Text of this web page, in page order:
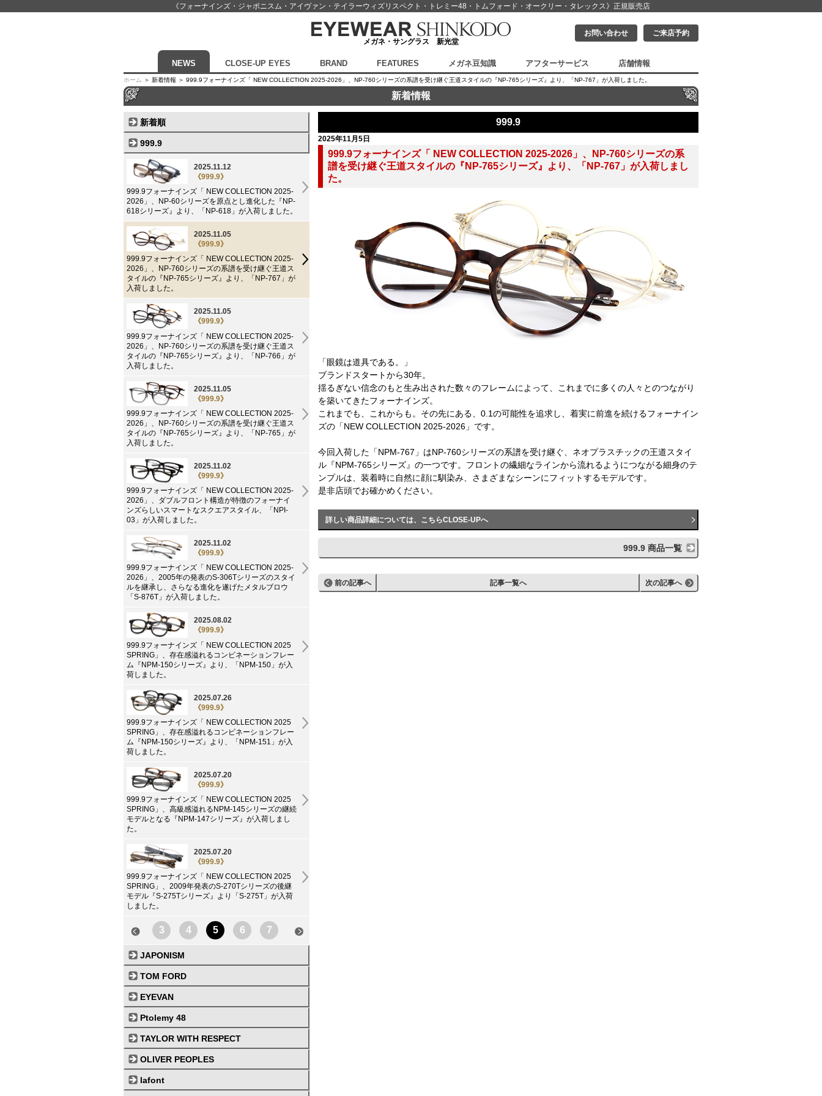
《フォーナインズ・ジャポニスム・アイヴァン・テイラーウィズリスペクト・ トレミー48・トムフォード・オークリー・タレックス》 正規販売店
メガネ・サングラス 新光堂
ご来店予約
お問い合わせ
NEWS CLOSE-UP EYES BRAND FEATURES メガネ豆知識 アフターサービス 店舗情報
ホーム ＞ 新着情報 ＞ 999.9フォーナインズ「 NEW COLLECTION 2025-2026」、NP-760シリーズの系譜を受け継ぐ王道スタイルの『NP-765シリーズ』より、「NP-767」が入荷しました。
新着情報
999.9
2025年11月5日
999.9フォーナインズ「 NEW COLLECTION 2025-2026」、NP-760シリーズの系
譜を受け継ぐ王道スタイルの『NP-765シリーズ』より、「NP-767」が入荷しまし
た。
「眼鏡は道具である。」
ブランドスタートから30年。
揺るぎない信念のもと生み出された数々のフレームによって、これまでに多くの人々とのつながり
を築いてきたフォーナインズ。
これまでも、これからも。その先にある、0.1の可能性を追求し、着実に前進を続けるフォーナイン
ズの「NEW COLLECTION 2025-2026」です。
今回入荷した「NPM-767」はNP-760シリーズの系譜を受け継ぐ、ネオプラスチックの王道スタイ
ル『NPM-765シリーズ』の一つです。フロントの繊細なラインから流れるようにつながる細身のテ
ンプルは、装着時に自然に顔に馴染み、さまざまなシーンにフィットするモデルです。
是非店頭でお確かめください。
詳しい商品詳細については、こちらCLOSE-UPへ
999.9 商品一覧
前の記事へ 記事一覧へ 次の記事へ
新着順
999.9
2025.11.12
《999.9》
999.9フォーナインズ「 NEW COLLECTION 2025-
2026」、NP-60シリーズを原点とし進化した『NP-
618シリーズ』より、「NP-618」が入荷しました。
2025.11.05
《999.9》
999.9フォーナインズ「 NEW COLLECTION 2025-
2026」、NP-760シリーズの系譜を受け継ぐ王道ス
タイルの『NP-765シリーズ』より、「NP-767」が
入荷しました。
2025.11.05
《999.9》
999.9フォーナインズ「 NEW COLLECTION 2025-
2026」、NP-760シリーズの系譜を受け継ぐ王道ス
タイルの『NP-765シリーズ』より、「NP-766」が
入荷しました。
2025.11.05
《999.9》
999.9フォーナインズ「 NEW COLLECTION 2025-
2026」、NP-760シリーズの系譜を受け継ぐ王道ス
タイルの『NP-765シリーズ』より、「NP-765」が
入荷しました。
2025.11.02
《999.9》
999.9フォーナインズ「 NEW COLLECTION 2025-
2026」、ダブルフロント構造が特徴のフォーナイ
ンズらしいスマートなスクエアスタイル、「NPI-
03」が入荷しました。
2025.11.02
《999.9》
999.9フォーナインズ「 NEW COLLECTION 2025-
2026」、2005年の発表のS-306Tシリーズのスタイ
ルを継承し、さらなる進化を遂げたメタルブロウ
「S-876T」が入荷しました。
2025.08.02
《999.9》
999.9フォーナインズ「 NEW COLLECTION 2025
SPRING」、存在感溢れるコンビネーションフレー
ム『NPM-150シリーズ』より、「NPM-150」が入
荷しました。
2025.07.26
《999.9》
999.9フォーナインズ「 NEW COLLECTION 2025
SPRING」、存在感溢れるコンビネーションフレー
ム『NPM-150シリーズ』より、「NPM-151」が入
荷しました。
2025.07.20
《999.9》
999.9フォーナインズ「 NEW COLLECTION 2025
SPRING」、高級感溢れるNPM-145シリーズの継続
モデルとなる『NPM-147シリーズ』が入荷しまし
た。
2025.07.20
《999.9》
999.9フォーナインズ「 NEW COLLECTION 2025
SPRING」、2009年発表のS-270Tシリーズの後継
モデル『S-275Tシリーズ』より「S-275T」が入荷
しました。
3 4 5 6 7
JAPONISM
TOM FORD
EYEVAN
Ptolemy 48
TAYLOR WITH RESPECT
OLIVER PEOPLES
lafont